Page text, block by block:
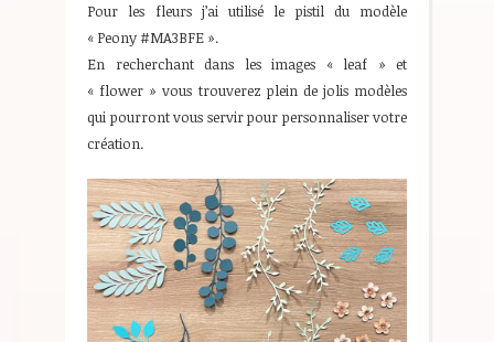
Pour les fleurs j’ai utilisé le pistil du modèle
« Peony #MA3BFE ».
En recherchant dans les images « leaf » et
« flower » vous trouverez plein de jolis modèles
qui pourront vous servir pour personnaliser votre
création.